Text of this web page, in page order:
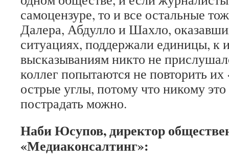
самоцензуре, то и все остальные
Далера, Абдулло и Шахло,
ситуациях, поддержали единицы, к
высказываниям никто не
коллег попытаются не повторить
острые углы, потому что никому
пострадать можно.
Наби Юсупов, директор
«Медиаконсалтинг»: